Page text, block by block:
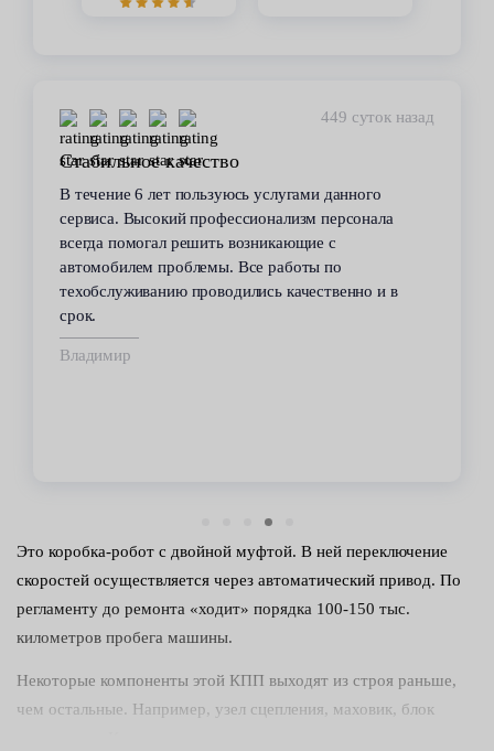
449 суток назад
Стабильное качество
В течение 6 лет пользуюсь услугами данного
сервиса. Высокий профессионализм персонала
всегда помогал решить возникающие с
автомобилем проблемы. Все работы по
техобслуживанию проводились качественно и в
срок.
Владимир
Это коробка-робот с двойной муфтой. В ней переключение
скоростей осуществляется через автоматический привод. По
регламенту до ремонта «ходит» порядка 100-150 тыс.
километров пробега машины.
Некоторые компоненты этой КПП выходят из строя раньше,
чем остальные. Например, узел сцепления, маховик, блок